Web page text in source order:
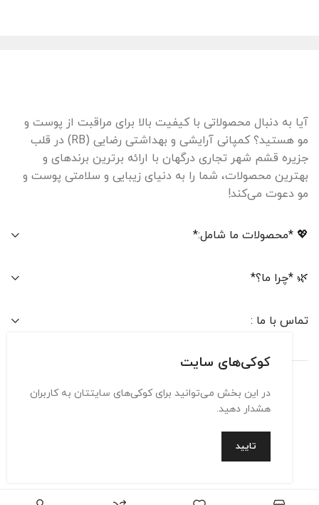
آیا به دنبال محصولاتی با کیفیت بالا برای مراقبت از پوست و
مو هستید؟ کمپانی آرایشی و بهداشتی رضایی (RB) در قلب
جزیره قشم شهر تجاری درگهان با ارائه برترین برندهای و
بهترین محصولات، شما را به دنیای زیبایی و سلامتی پوست و
مو دعوت می‌کند!
💖 *محصولات ما شامل:*
🌿 *چرا ما؟*
تماس با ما :
تماس با ما حریم شخصی شرایط استفاده
کوکی‌های سایت
در این بخش می‌توانید برای کوکی‌های سایتتان به کاربران
هشدار دهید.
تایید